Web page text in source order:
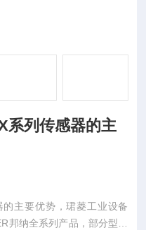
系列传感器的主
主要优势，珺菱工业设备
邦纳全系列产品，部分型号